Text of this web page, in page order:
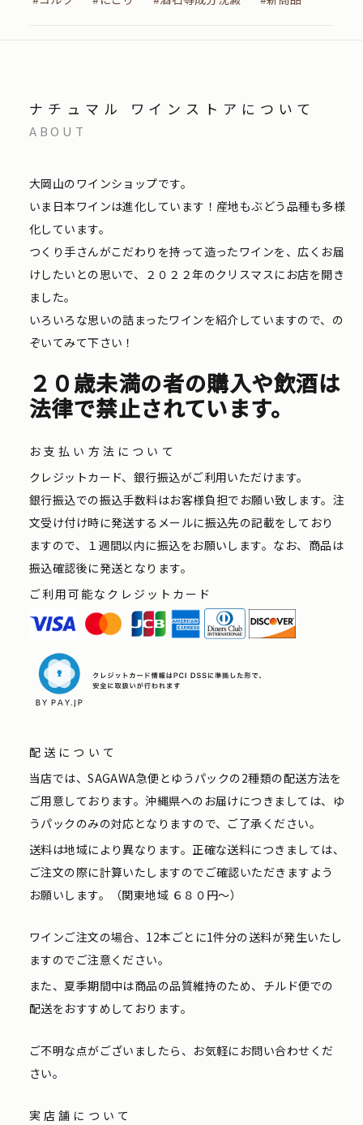
ナチュマル ワインストアについて
ABOUT
大岡山のワインショップです。
いま日本ワインは進化しています！産地もぶどう品種も多様
化しています。
つくり手さんがこだわりを持って造ったワインを、広くお届
けしたいとの思いで、２０２２年のクリスマスにお店を開き
ました。
いろいろな思いの詰まったワインを紹介していますので、の
ぞいてみて下さい！
２０歳未満の者の購入や飲酒は
法律で禁止されています。
お支払い方法について
クレジットカード、銀行振込がご利用いただけます。
銀行振込での振込手数料はお客様負担でお願い致します。注
文受け付け時に発送するメールに振込先の記載をしており
ますので、１週間以内に振込をお願いします。なお、商品は
振込確認後に発送となります。
ご利用可能なクレジットカード
配送について
当店では、SAGAWA急便とゆうパックの2種類の配送方法を
ご用意しております。沖縄県へのお届けにつきましては、ゆ
うパックのみの対応となりますので、ご了承ください。
送料は地域により異なります。正確な送料につきましては、
ご注文の際に計算いたしますのでご確認いただきますよう
お願いします。（関東地域 ６８０円〜）
ワインご注文の場合、12本ごとに1件分の送料が発生いたし
ますのでご注意ください。
また、夏季期間中は商品の品質維持のため、チルド便での
配送をおすすめしております。
ご不明な点がございましたら、お気軽にお問い合わせくだ
さい。
実店舗について